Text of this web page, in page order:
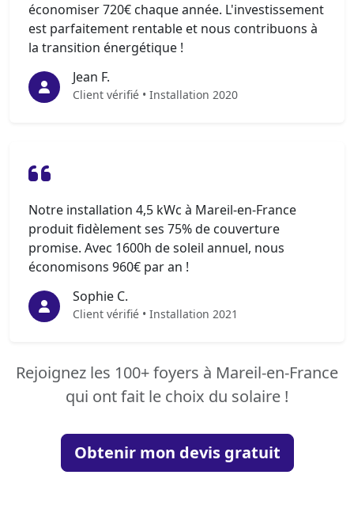
économiser 720€ chaque année. L'investissement
est parfaitement rentable et nous contribuons à
la transition énergétique !
Jean F.
Client vérifié • Installation 2020
Notre installation 4,5 kWc à Mareil-en-France
produit fidèlement ses 75% de couverture
promise. Avec 1600h de soleil annuel, nous
économisons 960€ par an !
Sophie C.
Client vérifié • Installation 2021
Rejoignez les 100+ foyers à Mareil-en-France
qui ont fait le choix du solaire !
Obtenir mon devis gratuit